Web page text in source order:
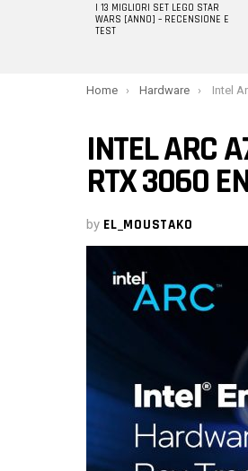
I 13 MIGLIORI SET LEGO STAR
WARS [ANNO] – RECENSIONE E
TEST
You are here:
Home Hardware Intel Arc A750
INTEL ARC
RTX 3060
by EL_MOUSTAKO